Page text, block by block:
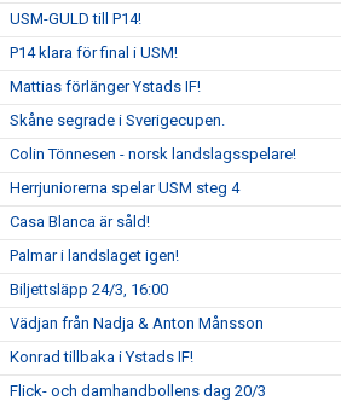
USM-GULD till P14!
P14 klara för final i USM!
Mattias förlänger Ystads IF!
Skåne segrade i Sverigecupen.
Colin Tönnesen - norsk landslagsspelare!
Herrjuniorerna spelar USM steg 4
Casa Blanca är såld!
Palmar i landslaget igen!
Biljettsläpp 24/3, 16:00
Vädjan från Nadja & Anton Månsson
Konrad tillbaka i Ystads IF!
Flick- och damhandbollens dag 20/3